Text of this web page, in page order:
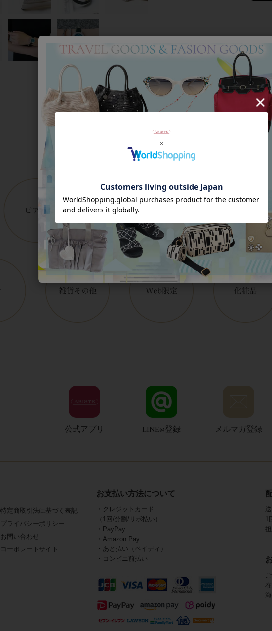
Category
アイテムカテゴリー
公式アプリ LINE@登録 メルマガ登録
特定商取引法に基づく表記
プライバシーポリシー
お問い合わせ
コーポレートサイト
お支払い方法について
・クレジットカード
（1回/分割/リボ払い）
・PayPay
・Amazon Pay
・あと払い（ペイディ）
・コンビニ前払い
1